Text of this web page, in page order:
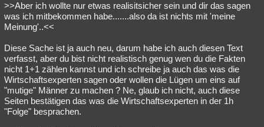
>>Aber ich wollte nur etwas realisitsicher sein und dir das sagen
was ich mitbekommen habe.......also da ist nichts mit 'meine
Meinung'..<<
Diese Sache ist ja auch neu, darum habe ich auch diesen Text
verfasst, aber du bist nicht realistisch genug wen du die Fakten
nicht 1+1 zählen kannst und ich schreibe ja auch das was die
Wirtschaftsexperten sagen oder wollen die Lügen um eins auf
"mutige" Männer zu machen ? Ne, glaub ich nicht, auch diese
Seiten bestätigen das was die Wirtschaftsexperten in der 1h
"Folge" besprachen.